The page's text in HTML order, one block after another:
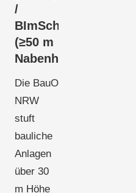
/
BImSchG
(≥50 m
Nabenhöhe)
Die BauO
NRW
stuft
bauliche
Anlagen
über 30
m Höhe